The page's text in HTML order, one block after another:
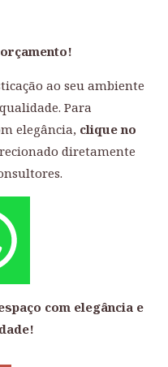
ao seu ambiente
Para
elegância, clique no
diretamente
com elegância e